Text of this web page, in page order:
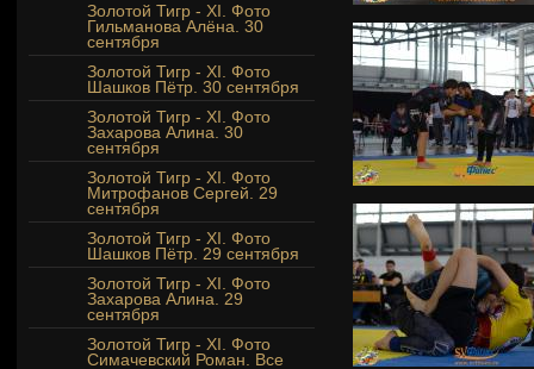
Золотой Тигр - XI. Фото
Гильманова Алёна. 30
сентября
Золотой Тигр - XI. Фото
Шашков Пётр. 30 сентября
Золотой Тигр - XI. Фото
Захарова Алина. 30
сентября
Золотой Тигр - XI. Фото
Митрофанов Сергей. 29
сентября
Золотой Тигр - XI. Фото
Шашков Пётр. 29 сентября
Золотой Тигр - XI. Фото
Захарова Алина. 29
сентября
Золотой Тигр - XI. Фото
Симачевский Роман. Все